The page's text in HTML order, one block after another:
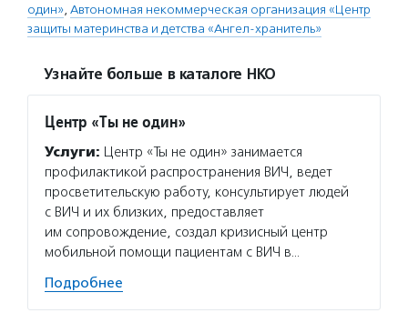
один», Автономная некоммерческая организация «Центр
защиты материнства и детства «Ангел-хранитель»
Узнайте больше в каталоге НКО
Центр «Ты не один»
Услуги: Центр «Ты не один» занимается
профилактикой распространения ВИЧ, ведет
просветительскую работу, консультирует людей
с ВИЧ и их близких, предоставляет
им сопровождение, создал кризисный центр
мобильной помощи пациентам с ВИЧ в…
Подробнее